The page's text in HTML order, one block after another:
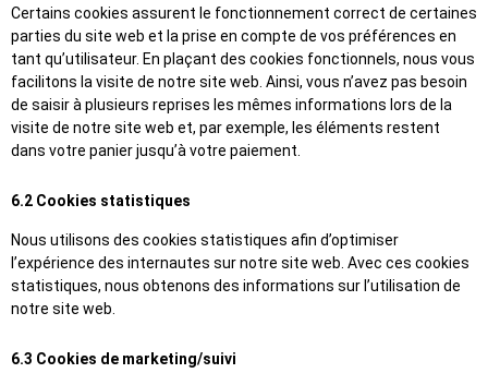
Certains cookies assurent le fonctionnement correct de certaines
parties du site web et la prise en compte de vos préférences en
tant qu’utilisateur. En plaçant des cookies fonctionnels, nous vous
facilitons la visite de notre site web. Ainsi, vous n’avez pas besoin
de saisir à plusieurs reprises les mêmes informations lors de la
visite de notre site web et, par exemple, les éléments restent
dans votre panier jusqu’à votre paiement.
6.2 Cookies statistiques
Nous utilisons des cookies statistiques afin d’optimiser
l’expérience des internautes sur notre site web. Avec ces cookies
statistiques, nous obtenons des informations sur l’utilisation de
notre site web.
6.3 Cookies de marketing/suivi